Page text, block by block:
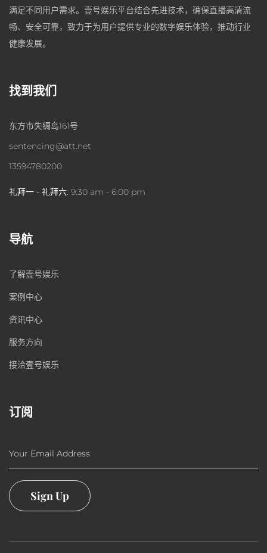
满足不同用户需求。壹号娱乐平台结合先进技术，确保直播高清流
畅、安全可靠，致力于为用户提供专业的数字娱乐体验，推动行业
健康发展。
找到我们
东方市失绸岛161号
sentencing@att.net
13594780200
礼拜一 - 礼拜六: 9:30 am - 6:00 pm
导航
了解壹号娱乐
案例中心
资讯中心
服务方向
接洽壹号娱乐
订阅
Your Email Address
Sign Up